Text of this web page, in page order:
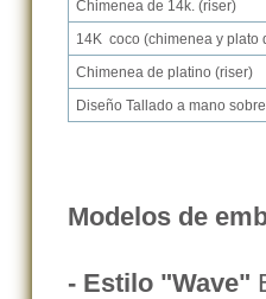
Chimenea de 14k. (riser)
14K coco (chimenea y plato
Chimenea de platino (riser)
Diseño Tallado a mano
Modelos de
- Estilo "Wave"